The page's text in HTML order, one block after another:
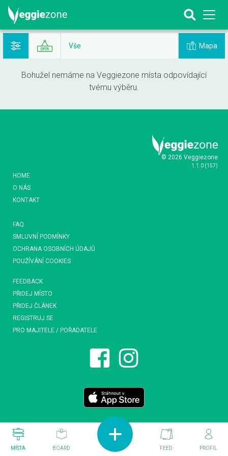
Vše Mapa
Bohužel nemáme na Veggiezone místa odpovídající
tvému výběru.
© 2026 Veggiezone
1.1.0 (157)
HOME
O NÁS
KONTAKT
FAQ
SMLUVNÍ PODMÍNKY
OCHRANA OSOBNÍCH ÚDAJŮ
POUŽÍVÁNÍ COOKIES
FEEDBACK
PŘIDEJ MÍSTO
PŘIDEJ ČLÁNEK
REGISTRUJ SE
PRO MAJITELE / POŘADATELE
MÍSTA BOARD FEED PROFIL